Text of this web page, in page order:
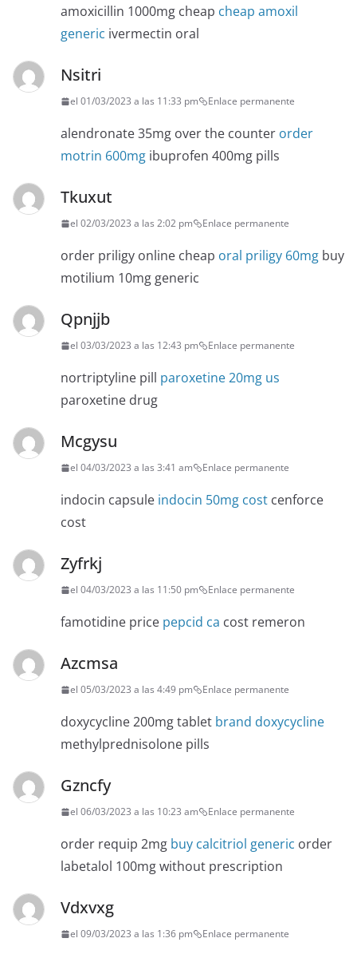
amoxicillin 1000mg cheap cheap amoxil
generic ivermectin oral
Nsitri
el 01/03/2023 a las 11:33 pm Enlace permanente
alendronate 35mg over the counter order
motrin 600mg ibuprofen 400mg pills
Tkuxut
el 02/03/2023 a las 2:02 pm Enlace permanente
order priligy online cheap oral priligy 60mg buy
motilium 10mg generic
Qpnjjb
el 03/03/2023 a las 12:43 pm Enlace permanente
nortriptyline pill paroxetine 20mg us
paroxetine drug
Mcgysu
el 04/03/2023 a las 3:41 am Enlace permanente
indocin capsule indocin 50mg cost cenforce
cost
Zyfrkj
el 04/03/2023 a las 11:50 pm Enlace permanente
famotidine price pepcid ca cost remeron
Azcmsa
el 05/03/2023 a las 4:49 pm Enlace permanente
doxycycline 200mg tablet brand doxycycline
methylprednisolone pills
Gzncfy
el 06/03/2023 a las 10:23 am Enlace permanente
order requip 2mg buy calcitriol generic order
labetalol 100mg without prescription
Vdxvxg
el 09/03/2023 a las 1:36 pm Enlace permanente